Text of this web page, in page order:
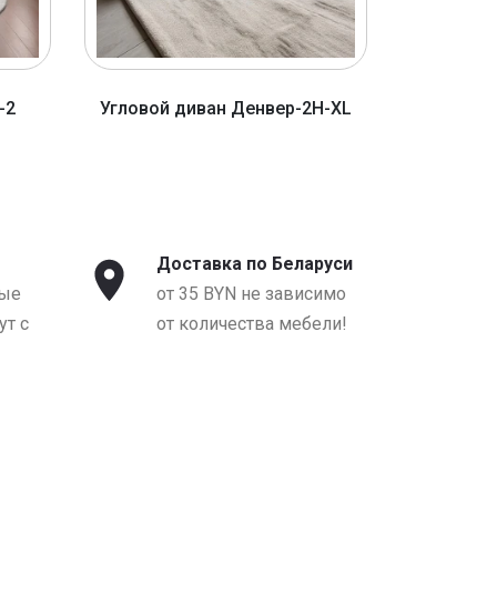
2 Угловой диван Денвер-2H-XL
с
Доставка по Беларуси
от 35 BYN не зависимо
от количества мебели!